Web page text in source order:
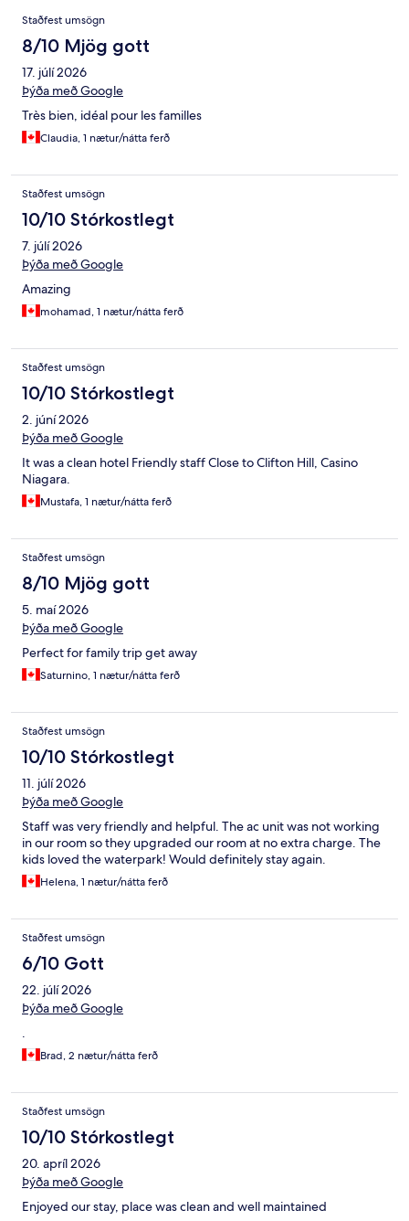
Umsagnir
Staðfest umsögn
8/10 Mjög gott
17. júlí 2026
Þýða með Google
Très bien, idéal pour les familles
Claudia, 1 nætur/nátta ferð
Staðfest umsögn
10/10 Stórkostlegt
7. júlí 2026
Þýða með Google
Amazing
mohamad, 1 nætur/nátta ferð
Staðfest umsögn
10/10 Stórkostlegt
2. júní 2026
Þýða með Google
It was a clean hotel Friendly staff Close to Clifton Hill, Casino
Niagara.
Mustafa, 1 nætur/nátta ferð
Staðfest umsögn
8/10 Mjög gott
5. maí 2026
Þýða með Google
Perfect for family trip get away
Saturnino, 1 nætur/nátta ferð
Staðfest umsögn
10/10 Stórkostlegt
11. júlí 2026
Þýða með Google
Staff was very friendly and helpful. The ac unit was not working
in our room so they upgraded our room at no extra charge. The
kids loved the waterpark! Would definitely stay again.
Helena, 1 nætur/nátta ferð
Staðfest umsögn
6/10 Gott
22. júlí 2026
Þýða með Google
.
Brad, 2 nætur/nátta ferð
Staðfest umsögn
10/10 Stórkostlegt
20. apríl 2026
Þýða með Google
Enjoyed our stay, place was clean and well maintained